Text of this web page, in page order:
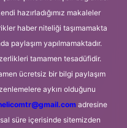
hazırladığımız makaleler
haber niteliği taşımamakta
paylaşım yapılmamaktadır.
tamamen tesadüfidir.
ücretsiz bir bilgi paylaşım
aykırı olduğunu
adresine
süre içerisinde sitemizden